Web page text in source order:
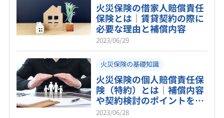
火災保険の借家人賠償責任
保険とは｜賃貸契約の際に
必要な理由と補償内容
2023/06/29
火災保険の基礎知識
火災保険の個人賠償責任保
険（特約）とは｜補償内容
や契約検討のポイントを紹
介！
2023/06/28